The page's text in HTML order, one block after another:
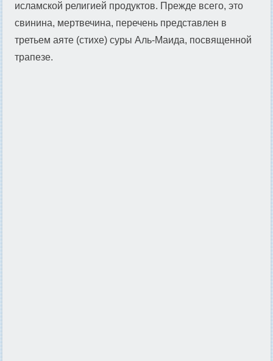
исламской религией продуктов. Прежде всего, это
свинина, мертвечина, перечень представлен в
третьем аяте (стихе) суры Аль-Маида, посвященной
трапезе.